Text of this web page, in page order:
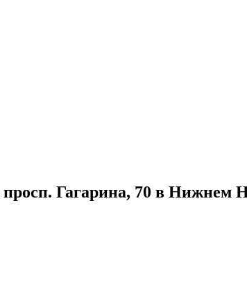
Гагарина, 70 в Нижнем